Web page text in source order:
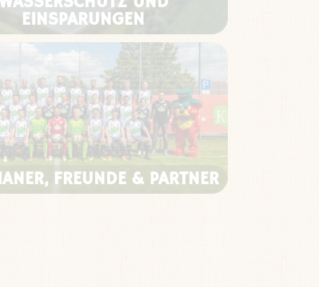
EINSPARUNGEN
FREUNDE & PARTNER